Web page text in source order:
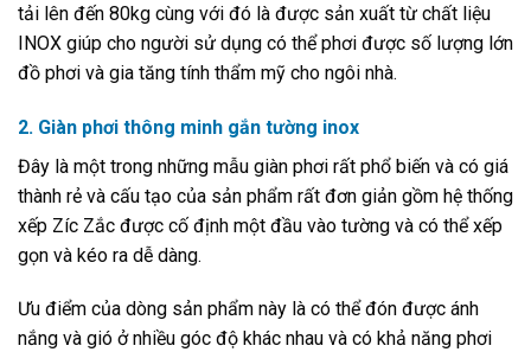
tải lên đến 80kg cùng với đó là được sản xuất từ chất liệu
INOX giúp cho người sử dụng có thể phơi được số lượng lớn
đồ phơi và gia tăng tính thẩm mỹ cho ngôi nhà.
2. Giàn phơi thông minh gắn tường inox
Đây là một trong những mẫu giàn phơi rất phổ biến và có giá
thành rẻ và cấu tạo của sản phẩm rất đơn giản gồm hệ thống
xếp Zíc Zắc được cố định một đầu vào tường và có thể xếp
gọn và kéo ra dễ dàng.
Ưu điểm của dòng sản phẩm này là có thể đón được ánh
nắng và gió ở nhiều góc độ khác nhau và có khả năng phơi